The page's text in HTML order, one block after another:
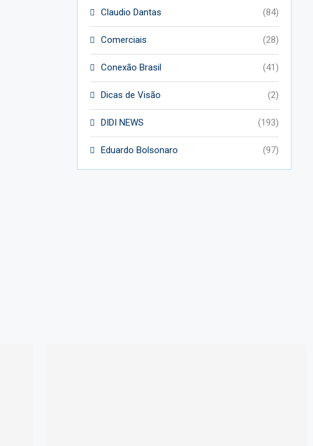
Claudio Dantas (84)
Comerciais (28)
Conexão Brasil (41)
Dicas de Visão (2)
DIDI NEWS (193)
Eduardo Bolsonaro (97)